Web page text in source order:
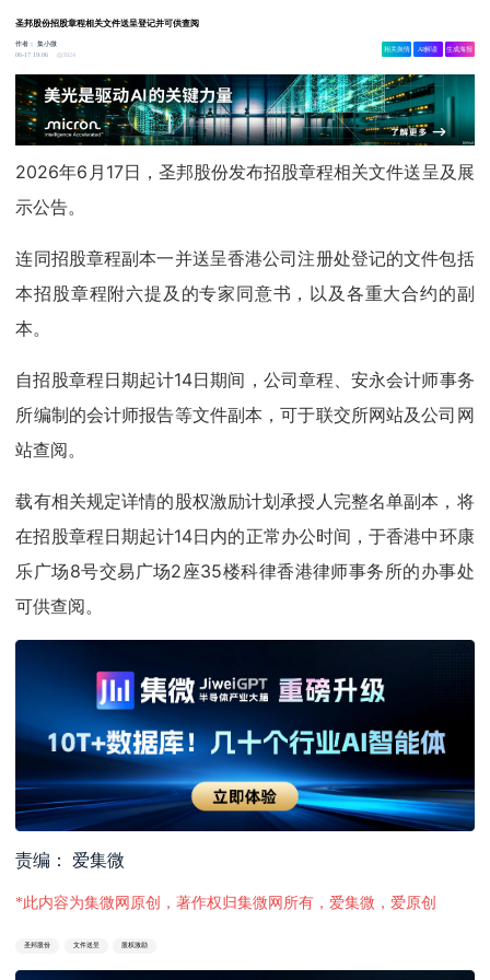
圣邦股份招股章程相关文件送呈登记并可供查阅
作者：集小微
06-17 19:06
3924
相关舆情 AI解读 生成海报
2026年6月17日，圣邦股份发布招股章程相关文件送呈及展
示公告。
连同招股章程副本一并送呈香港公司注册处登记的文件包括
本招股章程附六提及的专家同意书，以及各重大合约的副
本。
自招股章程日期起计14日期间，公司章程、安永会计师事务
所编制的会计师报告等文件副本，可于联交所网站及公司网
站查阅。
载有相关规定详情的股权激励计划承授人完整名单副本，将
在招股章程日期起计14日内的正常办公时间，于香港中环康
乐广场8号交易广场2座35楼科律香港律师事务所的办事处
可供查阅。
责编： 爱集微
*此内容为集微网原创，著作权归集微网所有，爱集微，爱原创
圣邦股份 文件送呈 股权激励